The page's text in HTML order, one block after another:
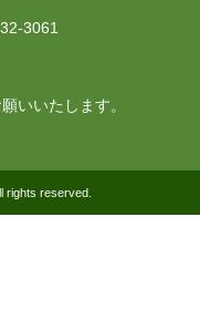
3061
いいたします。
rights reserved.